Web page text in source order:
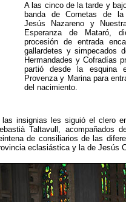
A las cinco de la tarde y
banda de Cornetas de la
Jesús Nazareno y
Esperanza de Mataró,
procesión de entrada
gallardetes y simpecados
Hermandades y Cofradías
partió desde la esquina
Provenza y Marina para
del nacimiento.
las insignias les siguió el clero
Taltavull, acompañados
de consiliarios de las
eclasiástica y la de Jesús